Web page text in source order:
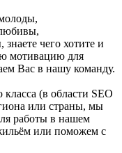
чего хотите и
мотивацию для
Вас в нашу команду.
(в области SEO
или страны, мы
работы в нашем
или поможем с